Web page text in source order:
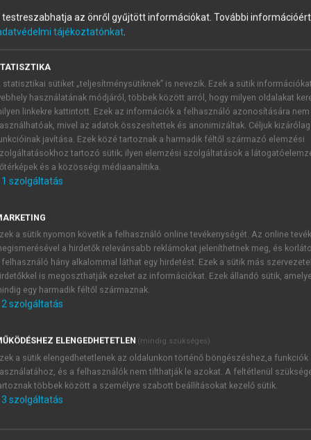
(SZERK.)
és propedeutika
kerülhet forgalomba, amelyre az illetékes
hozatali engedélyt adott. Az eljárást korábban
korában nincs nagy jelentősége.
hatósági nyilvántartás, amely a
meghatározott adatait tartalmazza.
államigazgatási eljárás, melynek keretében a
alapján az engedélyezésre illetékes hatóság megadja a
vagyis a forgalomba hozatali engedélyt.
más országban is a forgalomba hozatali engedély
támogatás kérdését is és ez utóbbiakat
Intézet (OGYI). A forgalomba hozatalra
is szerepelteti.
minőségügyi vonatkozásai c. fejezetet).
testreszabhatja az önről gyűjtött információkat. További
tájékoztatónkat.
statisztikai sütiket „teljesítménysütiknek” is nevezik. Ezek a sütik
használatának módjáról, többek között arról, hogy milyen oldalakat
linkekre kattintott. Ezek az információk a felhasználó azonosítására nem
mivel az adatok összesítettek és anonimizáltak. Céljuk
javítása. Ezek közé tartoznak a harmadik féltől származó elemzési
tartozó sütik; ilyen elemzési szolgáltatások a
és a közösségi médiaanalitika.
1 szolgáltatás
a sütik nyomon követik a felhasználó online tevékenységét. Az online
a hirdetők relevánsabb reklámokat jeleníthetnek meg, és
felhasználó hány alkalommal láthat egy hirdetést. Ezek a sütik más
is megoszthatják ezeket az információkat. Ezek állandó sütik,
egy harmadik féltől származnak.
2szolgáltatás
ELENGEDHETETLEN (mindig szükséges)
a sütik elengedhetetlenek az oldalunkon történő böngészéshez,a funkciók
és a felhasználók nem tilthatják le azokat. A feltétlenül
többek között a személyre szabott beállításokat kezelő sütik.
3 szolgáltatás